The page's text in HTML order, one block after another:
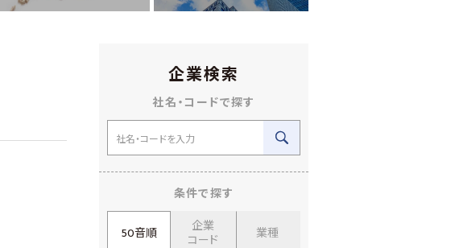
企業検索
社名・コードで探す
条件で探す
50音順
企業
コード
業種